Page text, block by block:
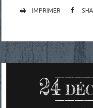
IMPRIMER
24